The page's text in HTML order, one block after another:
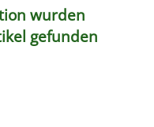
wurden
gefunden